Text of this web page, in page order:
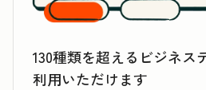
130種類を超えるビジネス
利用いただけます